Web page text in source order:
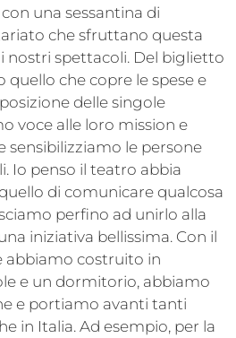
una sessantina di
che sfruttano questa
nostri spettacoli. Del biglietto
che copre le spese e
delle singole
voce alle loro mission e
sensibilizziamo le persone
Io penso il teatro abbia
di comunicare qualcosa
perfino ad unirlo alla
iniziativa bellissima. Con il
abbiamo costruito in
e un dormitorio, abbiamo
e portiamo avanti tanti
in Italia. Ad esempio, per la